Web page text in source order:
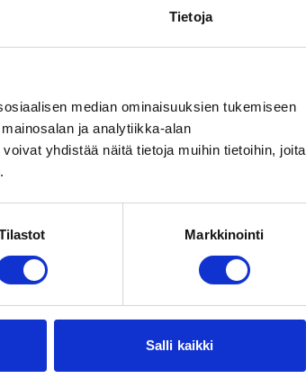
Tietoja
median ominaisuuksien tukemiseen
ja analytiikka-alan
yhdistää näitä tietoja muihin tietoihin, joita
Markkinointi
Salli kaikki
Tilaa ilmainen info!